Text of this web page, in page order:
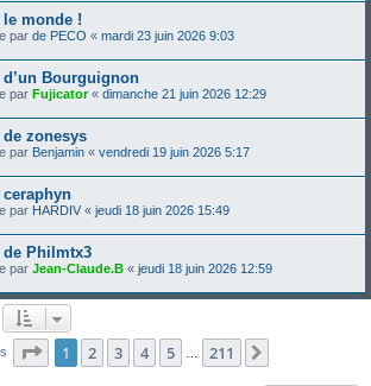
monde !
par de PECO « mardi 23 juin 2026 9:03
Bourguignon
par Fujicator« dimanche 21 juin 2026 12:29
zonesys
par Benjamin « vendredi 19 juin 2026 5:17
par HARDIV « jeudi 18 juin 2026 15:49
Philmtx3
par Jean-Claude.B « jeudi 18 juin 2026 12:59
Page 1sur211
1 2 3 4 5 211